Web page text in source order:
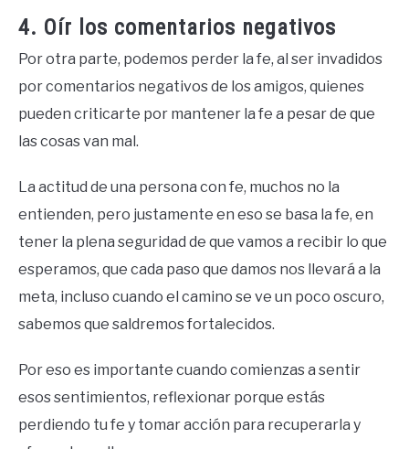
4. Oír los comentarios negativos
Por otra parte, podemos perder la fe, al ser invadidos
por comentarios negativos de los amigos, quienes
pueden criticarte por mantener la fe a pesar de que
las cosas van mal.
La actitud de una persona con fe, muchos no la
entienden, pero justamente en eso se basa la fe, en
tener la plena seguridad de que vamos a recibir lo que
esperamos, que cada paso que damos nos llevará a la
meta, incluso cuando el camino se ve un poco oscuro,
sabemos que saldremos fortalecidos.
Por eso es importante cuando comienzas a sentir
esos sentimientos, reflexionar porque estás
perdiendo tu fe y tomar acción para recuperarla y